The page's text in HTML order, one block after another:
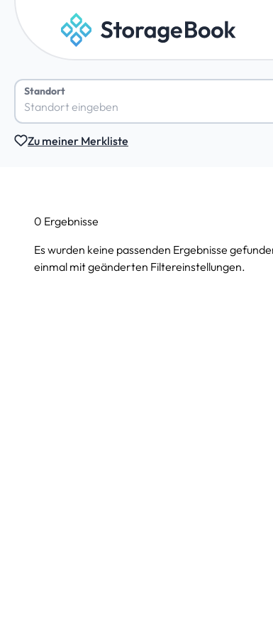
Standort
Zu meiner Merkliste
0 Ergebnisse
Es wurden keine passenden Ergebnisse
einmal mit geänderten Filtereinstellungen.